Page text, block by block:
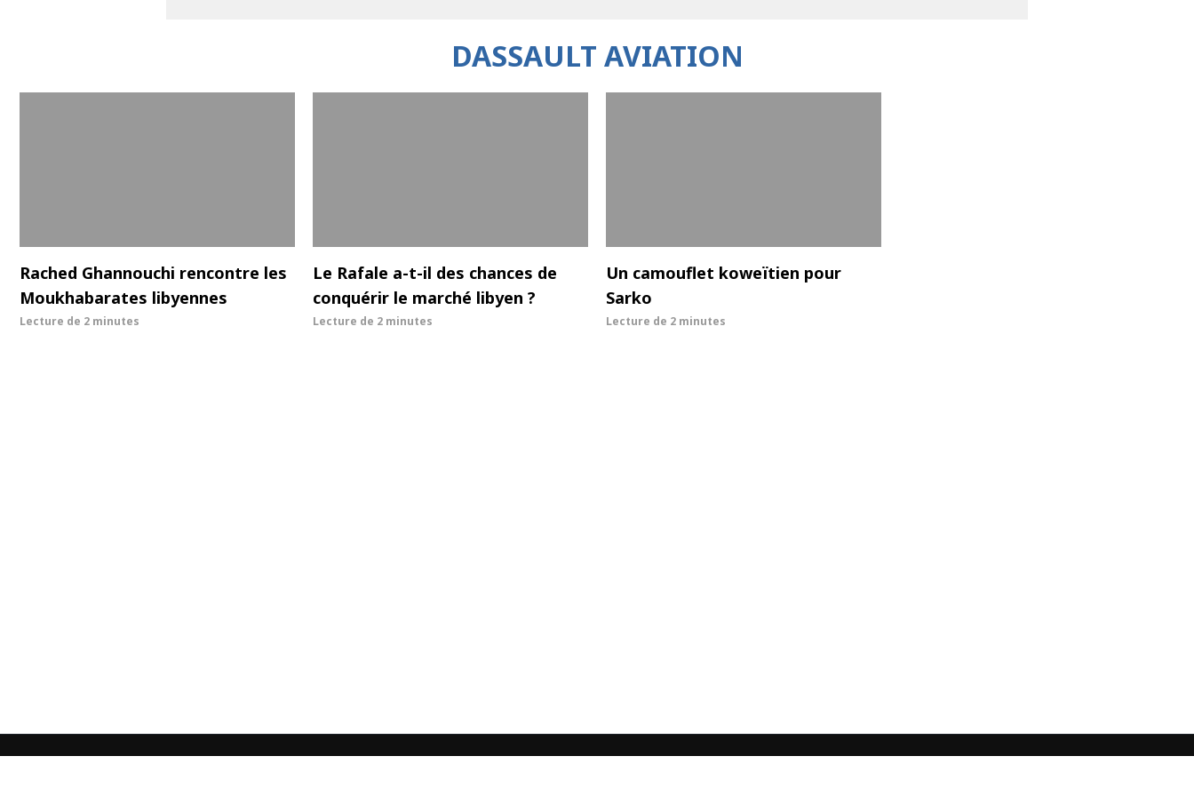
DASSAULT AVIATION
Rached Ghannouchi rencontre les
Moukhabarates libyennes
Lecture de 2 minutes
Le Rafale a-t-il des chances de
conquérir le marché libyen ?
Lecture de 2 minutes
Un camouflet koweïtien pour
Sarko
Lecture de 2 minutes